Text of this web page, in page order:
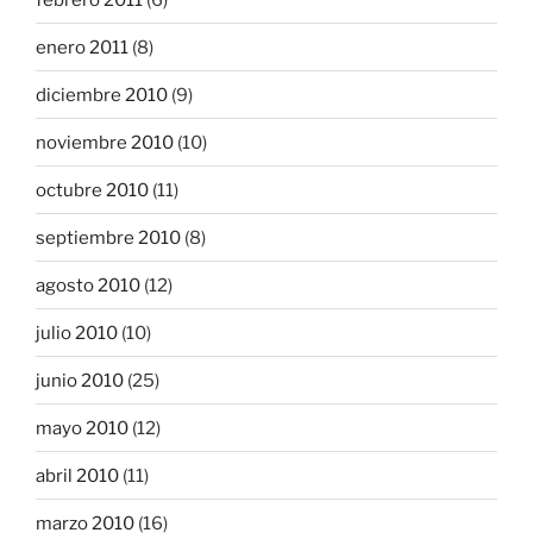
enero 2011 (8)
diciembre 2010 (9)
noviembre 2010 (10)
octubre 2010 (11)
septiembre 2010 (8)
agosto 2010 (12)
julio 2010 (10)
junio 2010 (25)
mayo 2010 (12)
abril 2010 (11)
marzo 2010 (16)